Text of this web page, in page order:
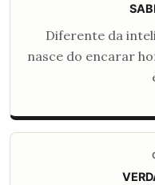
Diferente da
nasce do encarar